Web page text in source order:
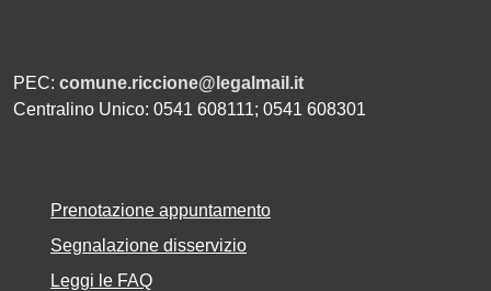
PEC: comune.riccione@legalmail.it
Centralino Unico: 0541 608111; 0541 608301
Prenotazione appuntamento
Segnalazione disservizio
Leggi le FAQ